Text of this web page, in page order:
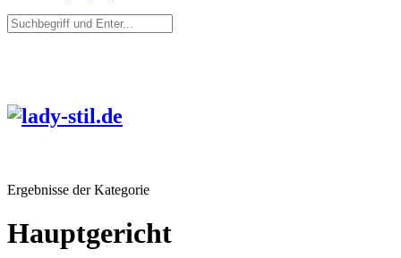
Ergebnisse der Kategorie
Hauptgericht